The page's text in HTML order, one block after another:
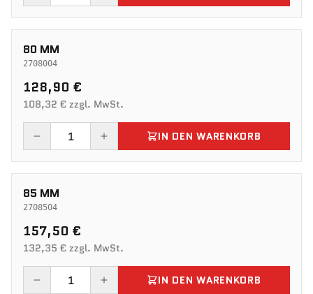
80 MM
2708004
128,90 €
108,32 € zzgl. MwSt.
IN DEN WARENKORB
85 MM
2708504
157,50 €
132,35 € zzgl. MwSt.
IN DEN WARENKORB